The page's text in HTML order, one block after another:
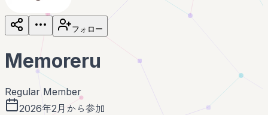
フォロー
Memoreru
Regular Member
2026年2月から参加